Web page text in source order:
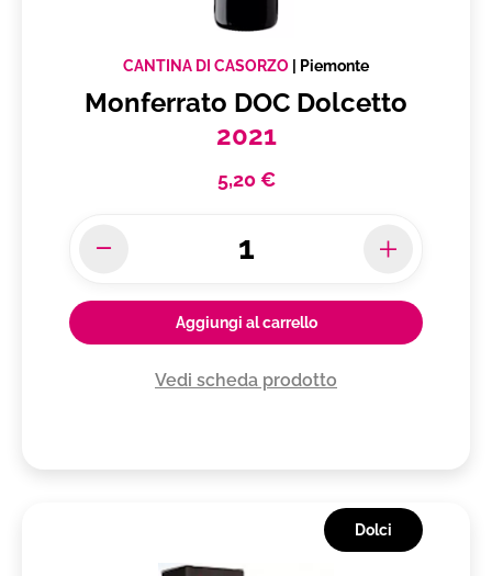
CANTINA DI CASORZO | Piemonte
Monferrato DOC Dolcetto
2021
5,20 €
Aggiungi al carrello
Vedi scheda prodotto
Dolci